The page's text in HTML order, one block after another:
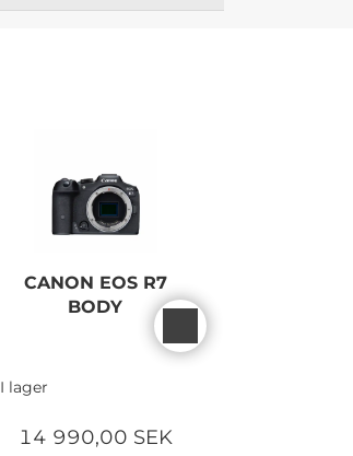
CANON EOS R7
BODY
I lager
14 990,00 SEK